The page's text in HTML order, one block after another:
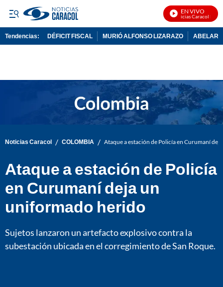
EN VIVO
Noticias Caracol En
Tendencias: DÉFICIT FISCAL MURIÓ ALFONSO LIZARAZO
Noticias Caracol / COLOMBIA / Ataque a estación de Policía en Curumaní
Ataque a estación de Policía
en Curumaní deja un
uniformado herido
Sujetos lanzaron un artefacto explosivo contra la
subestación ubicada en el corregimiento de San Roque.